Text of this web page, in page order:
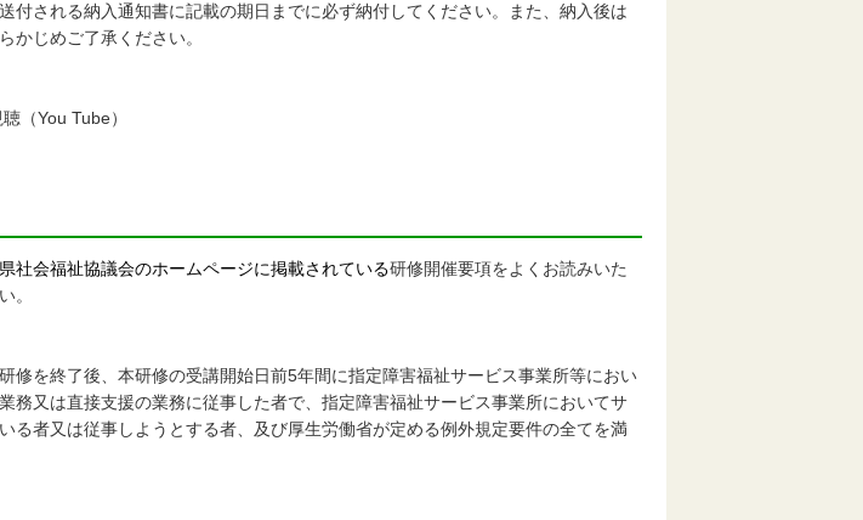
付される納入通知書に記載の期日までに必ず納付してください。また、納入後は
かじめご了承ください。
（You Tube）
社会福祉協議会のホームページに掲載されている研修開催要項をよくお読みいた
。
修を終了後、本研修の受講開始日前5年間に指定障害福祉サービス事業所等におい
務又は直接支援の業務に従事した者で、指定障害福祉サービス事業所においてサ
る者又は従事しようとする者、及び厚生労働省が定める例外規定要件の全てを満